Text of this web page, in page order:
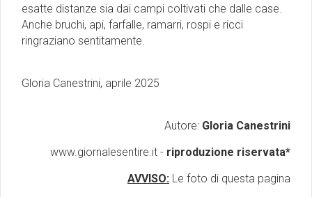
esatte distanze sia dai campi coltivati che dalle case.
Anche bruchi, api, farfalle, ramarri, rospi e ricci
ringraziano sentitamente.
Gloria Canestrini, aprile 2025
Autore: Gloria Canestrini
www.giornalesentire.it - riproduzione riservata*
AVVISO: Le foto di questa pagina